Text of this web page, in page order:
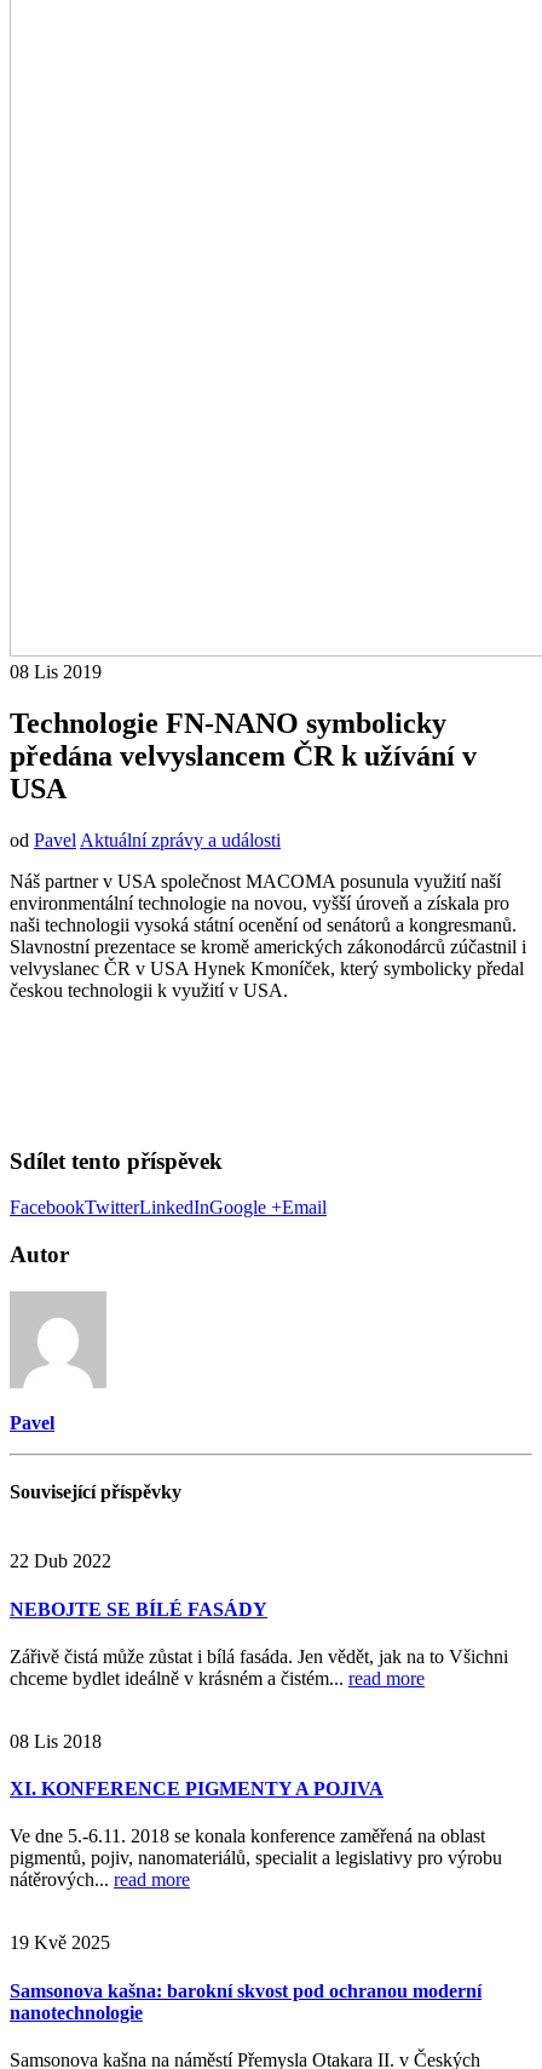
08 Lis 2019
Technologie FN-NANO symbolicky
předána velvyslancem ČR k užívání v
USA
od Pavel Aktuální zprávy a události
Náš partner v USA společnost MACOMA posunula využití naší
environmentální technologie na novou, vyšší úroveň a získala pro
naši technologii vysoká státní ocenění od senátorů a kongresmanů.
Slavnostní prezentace se kromě amerických zákonodárců zúčastnil i
velvyslanec ČR v USA Hynek Kmoníček, který symbolicky předal
českou technologii k využití v USA.
Sdílet tento příspěvek
FacebookTwitterLinkedInGoogle +Email
Autor
Pavel
Souvisejícípříspěvky
22 Dub 2022
NEBOJTE SE BÍLÉ FASÁDY
Zářivě čistá může zůstat i bílá fasáda. Jen vědět, jak na to Všichni
chceme bydlet ideálně v krásném a čistém... read more
08 Lis 2018
XI. KONFERENCE PIGMENTY A POJIVA
Ve dne 5.-6.11. 2018 se konala konference zaměřená na oblast
pigmentů, pojiv, nanomateriálů, specialit a legislativy pro výrobu
nátěrových... read more
19 Kvě 2025
Samsonova kašna: barokní skvost pod ochranou moderní
nanotechnologie
Samsonova kašna na náměstí Přemysla Otakara II. v Českých